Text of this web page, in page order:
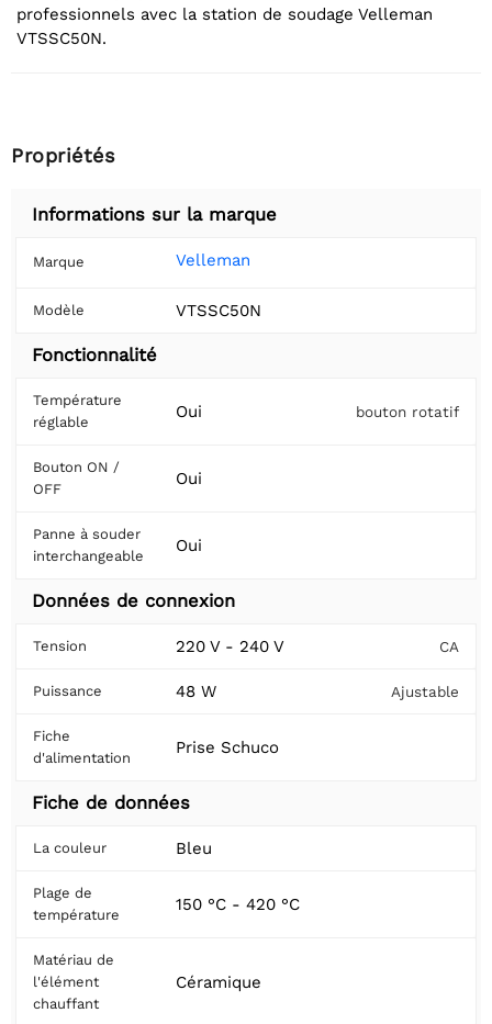
professionnels avec la station de soudage Velleman
VTSSC50N.
Propriétés
Informations sur la marque
Marque Velleman
Modèle VTSSC50N
Fonctionnalité
Température
réglable
Oui bouton rotatif
Bouton ON /
OFF
Oui
Panne à souder
interchangeable
Oui
Données de connexion
Tension 220 V - 240 V CA
Puissance 48 W Ajustable
Fiche
d'alimentation
Prise Schuco
Fiche de données
La couleur Bleu
Plage de
température
150 °C - 420 °C
Matériau de
l'élément
chauffant
Céramique